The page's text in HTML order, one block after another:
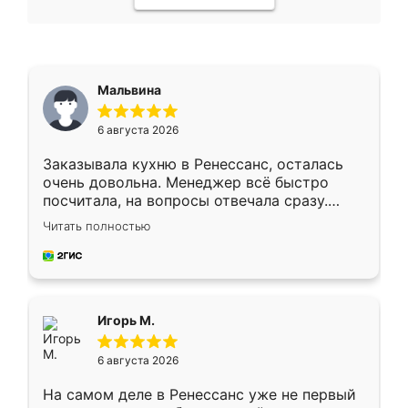
Мальвина
6 августа 2026
Заказывала кухню в Ренессанс, осталась
очень довольна. Менеджер всё быстро
посчитала, на вопросы отвечала сразу.
Замерщик приехал в субботу, подошёл к
делу со всей ответственностью. Собрали
за день, ребята работали аккуратно, даже
Читать полностью
Игорь М.
6 августа 2026
На самом деле в Ренессанс уже не первый